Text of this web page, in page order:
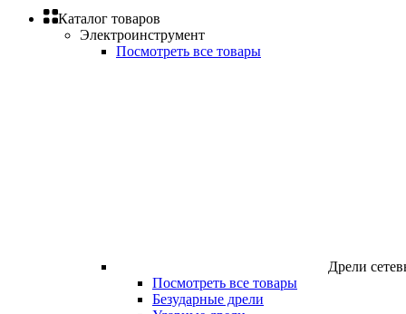
Каталог товаров
Электроинструмент
Посмотреть все товары
Дрели
Посмотреть все товары
Безударные дрели